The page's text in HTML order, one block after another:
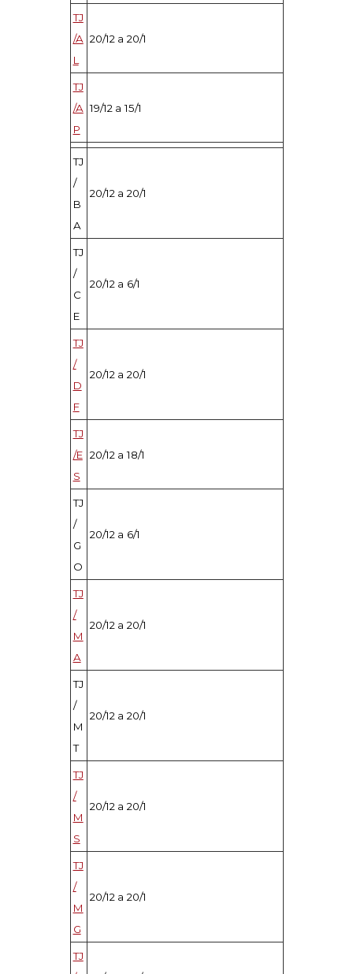
TJ
/A
L
20/12 a 20/1
TJ
/A
P
19/12 a 15/1
TJ
/
B
A
20/12 a 20/1
TJ
/
C
E
20/12 a 6/1
TJ
/
D
F
20/12 a 20/1
TJ
/E
S
20/12 a 18/1
TJ
/
G
O
20/12 a 6/1
TJ
/
M
A
20/12 a 20/1
TJ
/
M
T
20/12 a 20/1
TJ
/
M
S
20/12 a 20/1
TJ
/
M
G
20/12 a 20/1
TJ